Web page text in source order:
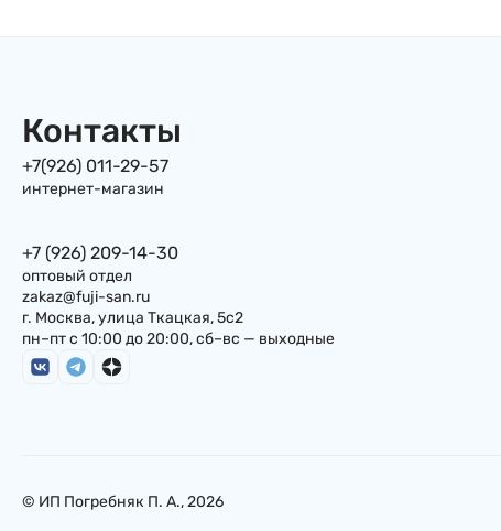
Контакты
+7(926) 011-29-57
интернет-магазин
+7 (926) 209-14-30
оптовый отдел
zakaz@fuji-san.ru
г. Москва, улица Ткацкая, 5с2
пн–пт с 10:00 до 20:00, сб–вс — выходные
© ИП Погребняк П. А., 2026